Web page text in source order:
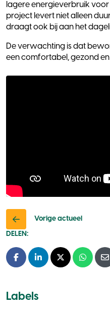
lagere energieverbruik
project levert niet alleen
draagt ook bij aan het
De verwachting is dat
een comfortabel, gezond
Vorige actueel
DELEN:
Facebook
LinkedInX - Twitter
Labels